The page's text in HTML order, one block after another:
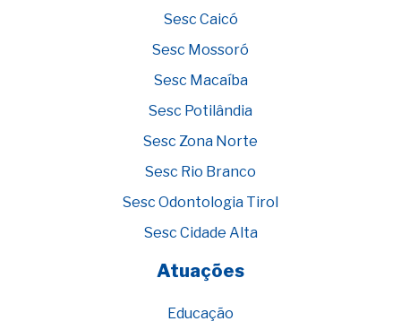
Sesc Caicó
Sesc Mossoró
Sesc Macaíba
Sesc Potilândia
Sesc Zona Norte
Sesc Rio Branco
Sesc Odontologia Tirol
Sesc Cidade Alta
Atuações
Educação